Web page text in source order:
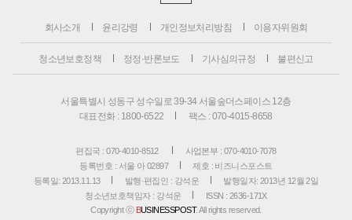
회사소개 윤리강령 개인정보처리방침 이용자위원회
청소년보호정책 정정·반론보도 기사심의규정 불편신고
서울특별시 성동구 성수일로 39-34 서울숲더스페이스 12층
대표전화 : 1800-6522
팩스 : 070-4015-8658
편집국 : 070-4010-8512
사업본부 : 070-4010-7078
등록번호 : 서울 아 02897
제호 : 비즈니스포스트
등록일: 2013.11.13
발행·편집인 : 강석운
발행일자: 2013년 12월 2일
청소년보호책임자 : 강석운
ISSN : 2636-171X
Copyright ⓒ BUSINESSPOST. All rights reserved.